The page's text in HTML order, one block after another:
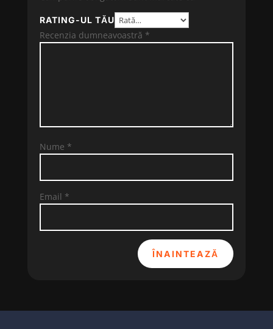
RATING-UL TĂU
Recenzia dumneavoastră *
Nume *
Email *
ÎNAINTEAZĂ